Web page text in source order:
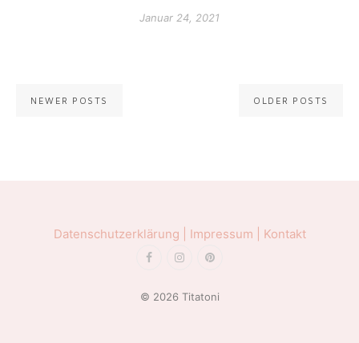
Januar 24, 2021
OLDER POSTS
NEWER POSTS
Datenschutzerklärung | Impressum | Kontakt
© 2026 Titatoni